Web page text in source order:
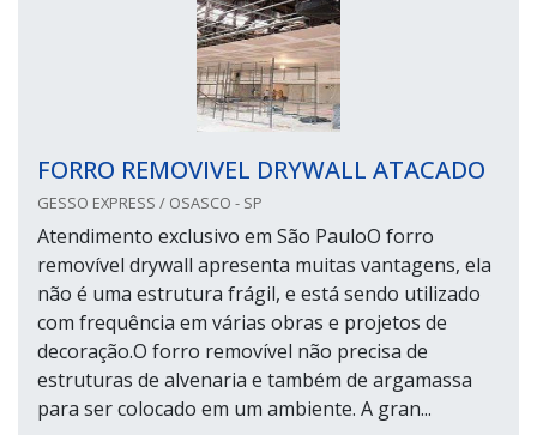
FORRO REMOVIVEL DRYWALL ATACADO
GESSO EXPRESS / OSASCO - SP
Atendimento exclusivo em São PauloO forro
removível drywall apresenta muitas vantagens, ela
não é uma estrutura frágil, e está sendo utilizado
com frequência em várias obras e projetos de
decoração.O forro removível não precisa de
estruturas de alvenaria e também de argamassa
para ser colocado em um ambiente. A gran...